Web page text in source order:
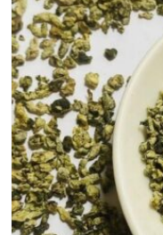
là một trong những vị thuốc
tác dụng hỗ trợ điều trị loại
này.
thien-nien-kien, tac-dung-cua-
thien-nien-kien, mua-thien-
kien-o-dau, cach-dung-
kien, benh-xuong-khop,
duoc-xanh-so-1-jindo.vn